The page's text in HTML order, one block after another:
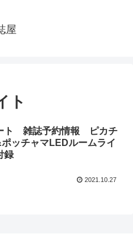
屋
ト
ト 雑誌予約情報 ピカチ
ポッチャマLEDルームライ
録
2021.10.27